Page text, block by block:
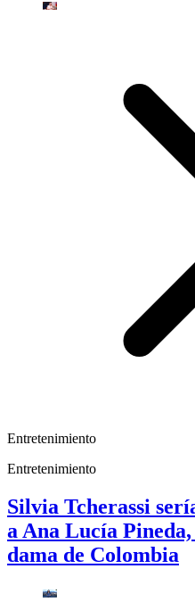
Entretenimiento
Entretenimiento
Silvia Tcherassi
a Ana Lucía
dama de Colombia